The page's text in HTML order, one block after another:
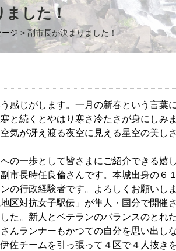
ました！
ジ > 副市長が決まりました！
感じがします。一月の新春という言葉
と続くとやはり寒さ冷たさが身にしみ
気が冴え渡る夜空に見える星空の美し
の一歩として皆さまにご紹介できる嬉
市長時任良倫さんです。本城出身の６
の行政経験者です。よろしくお願いし
区対抗女子駅伝」が隼人・国分で開催
た。新人とベテランのバランスのとれ
んランナーもかつての自分を思い出し
佐チームを引っ張って４区で４人抜き